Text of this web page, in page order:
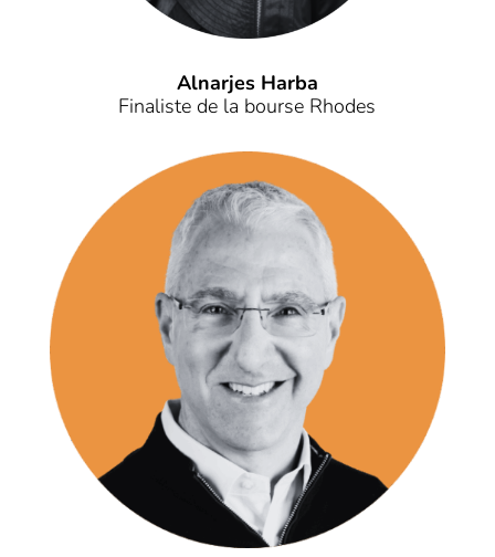
Alnarjes Harba
Finaliste de la bourse Rhodes